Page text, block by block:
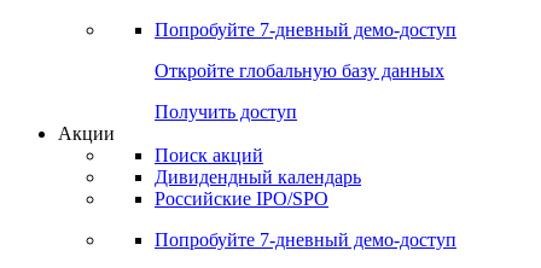
Попробуйте 7-дневный демо-доступ
Откройте глобальную базу данных
Получить доступ
Акции
Поиск акций
Дивидендный календарь
Российские IPO/SPO
Попробуйте 7-дневный демо-доступ